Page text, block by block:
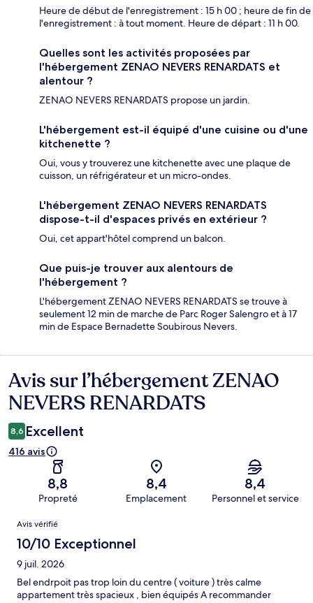
Heure de début de l'enregistrement : 15 h 00 ; heure de fin de
l'enregistrement : à tout moment. Heure de départ : 11 h 00.
Quelles sont les activités proposées par
l'hébergement ZENAO NEVERS RENARDATS et
alentour ?
ZENAO NEVERS RENARDATS propose un jardin.
L'hébergement est-il équipé d'une cuisine ou d'une
kitchenette ?
Oui, vous y trouverez une kitchenette avec une plaque de
cuisson, un réfrigérateur et un micro-ondes.
L'hébergement ZENAO NEVERS RENARDATS
dispose-t-il d'espaces privés en extérieur ?
Oui, cet appart'hôtel comprend un balcon.
Que puis-je trouver aux alentours de
l'hébergement ?
L'hébergement ZENAO NEVERS RENARDATS se trouve à
seulement 12 min de marche de Parc Roger Salengro et à 17
min de Espace Bernadette Soubirous Nevers.
Avis
Avis sur l’hébergement ZENAO
NEVERS RENARDATS
8,6 Excellent
416 avis
8,8
Propreté
8,4
Emplacement
8,4
Personnel et service
Avis
Avis vérifié
10/10 Exceptionnel
9 juil. 2026
Bel endrpoit pas trop loin du centre ( voiture ) très calme
appartement très spacieux , bien équipés A recommander